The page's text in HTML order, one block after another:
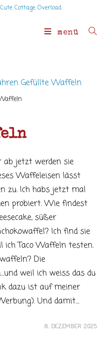
menü
ab jetzt werden sie
Waffeleisen lässt
zu. Ich habs jetzt mal
probiert. Wie findest
süßer
Ich find sie
ich Taco Waffeln testen.
Die
weil ich weiss das du
dazu ist auf meiner
Und damit…
8. DEZEMBER 2025